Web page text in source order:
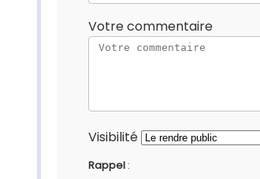
Votre commentaire
Visibilité
Rappel :